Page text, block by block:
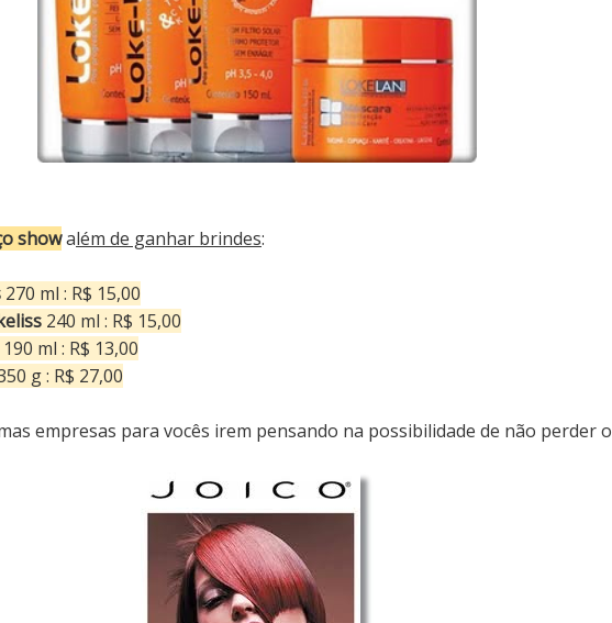
showalém de ganhar brindes:
270 ml : R$ 15,00
240 ml : R$ 15,00
190 ml : R$ 13,00
g : R$ 27,00
empresas para vocês irem pensando na possibilidade de não perder o